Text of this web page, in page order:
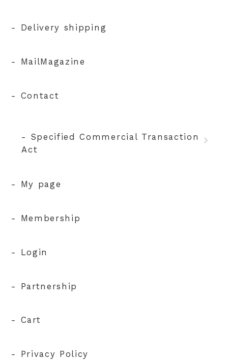
- Delivery shipping
- MailMagazine
- Contact
- Specified Commercial Transaction
Act
- My page
- Membership
- Login
- Partnership
- Cart
- Privacy Policy